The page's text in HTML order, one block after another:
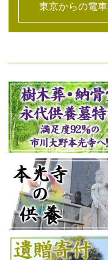
東京からの電